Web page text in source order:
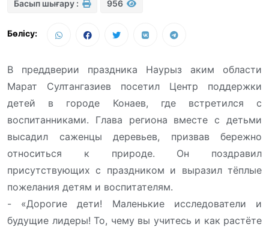
Басып шығару : 956
Бөлісу:
В преддверии праздника Наурыз аким области
Марат Султангазиев посетил Центр поддержки
детей в городе Конаев, где встретился с
воспитанниками. Глава региона вместе с детьми
высадил саженцы деревьев, призвав бережно
относиться к природе. Он поздравил
присутствующих с праздником и выразил тёплые
пожелания детям и воспитателям.
- «Дорогие дети! Маленькие исследователи и
будущие лидеры! То, чему вы учитесь и как растёте